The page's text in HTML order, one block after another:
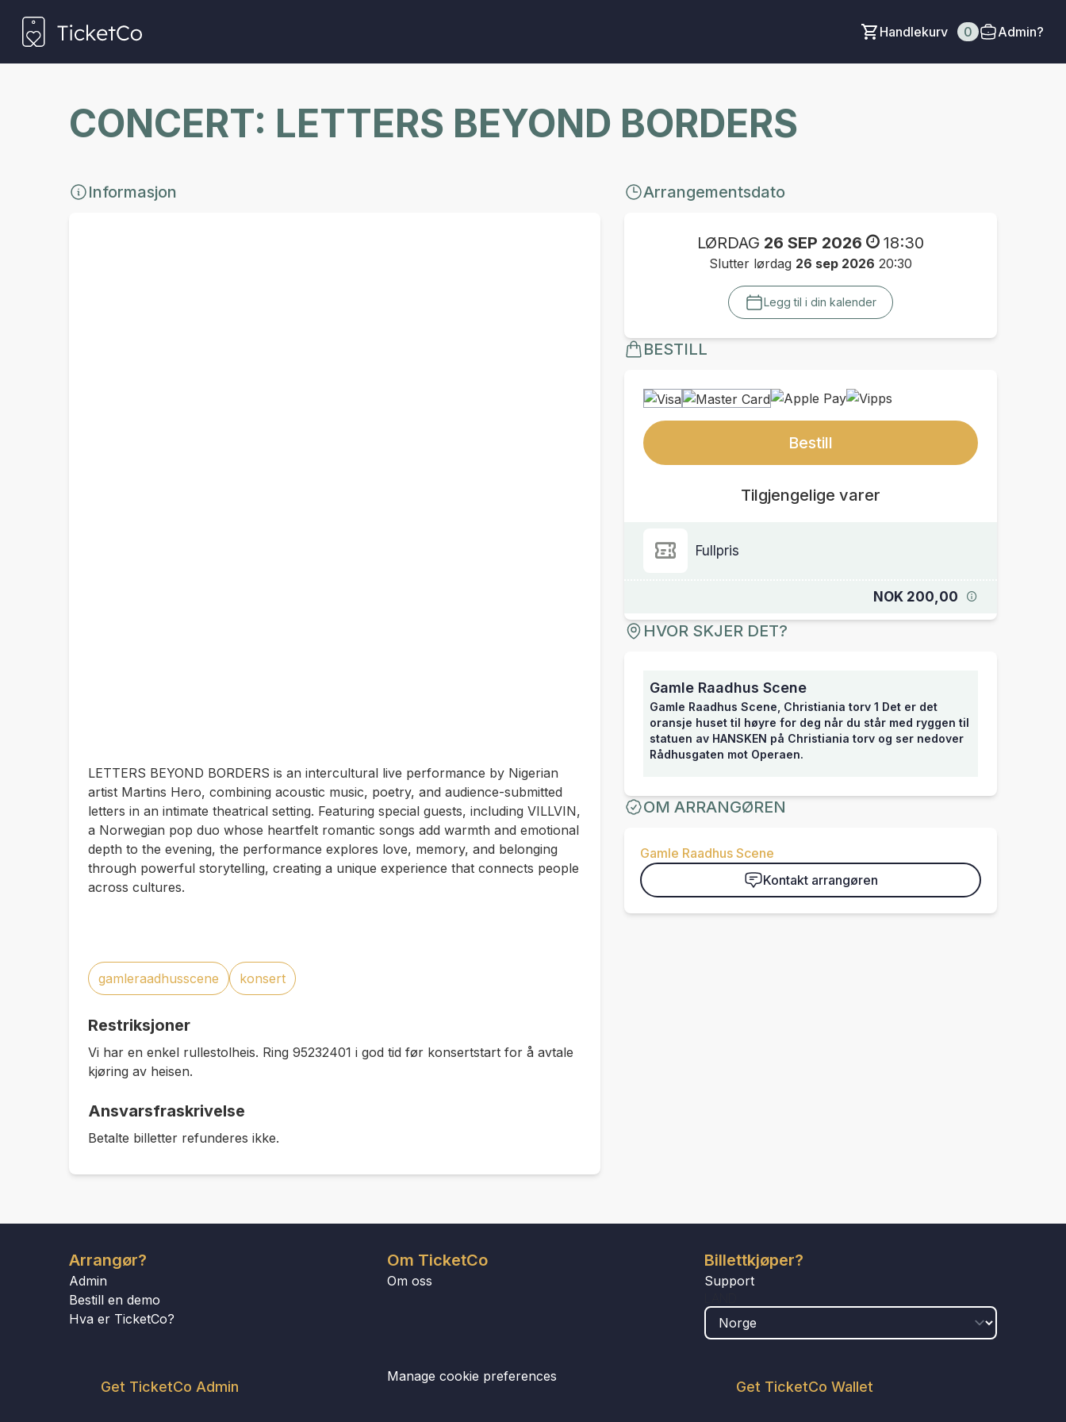
Handlekurv 0 Admin?
CONCERT: LETTERS BEYOND BORDERS
Informasjon
LETTERS BEYOND BORDERS is an intercultural live performance by Nigerian
artist Martins Hero, combining acoustic music, poetry, and audience-submitted
letters in an intimate theatrical setting. Featuring special guests, including VILLVIN,
a Norwegian pop duo whose heartfelt romantic songs add warmth and emotional
depth to the evening, the performance explores love, memory, and belonging
through powerful storytelling, creating a unique experience that connects people
across cultures.
gamleraadhusscene konsert
Restriksjoner
Vi har en enkel rullestolheis. Ring 95232401 i god tid før konsertstart for å avtale
kjøring av heisen.
Ansvarsfraskrivelse
Betalte billetter refunderes ikke.
Arrangementsdato
LØRDAG 26 SEP 2026 18:30
Slutter lørdag 26 sep 2026 20:30
Legg til i din kalender
BESTILL
Bestill
Tilgjengelige varer
Fullpris
NOK 200,00
HVOR SKJER DET?
Gamle Raadhus Scene
Gamle Raadhus Scene, Christiania torv 1 Det er det
oransje huset til høyre for deg når du står med ryggen til
statuen av HANSKEN på Christiania torv og ser nedover
Rådhusgaten mot Operaen.
OM ARRANGØREN
Gamle Raadhus Scene
Kontakt arrangøren
Arrangør?
Admin
Bestill en demo
Hva er TicketCo?
Get TicketCo Admin
Om TicketCo
Om oss
Manage cookie preferences
Billettkjøper?
Support
Get TicketCo Wallet